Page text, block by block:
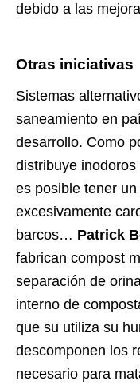
debido a las
Otras iniciativas
Sistemas
saneamiento en
desarrollo. Como
distribuye
es posible tener
excesivamente
barcos… Patrick
fabrican compost
separación de
interno de
que su utiliza su
descomponen los
necesario para